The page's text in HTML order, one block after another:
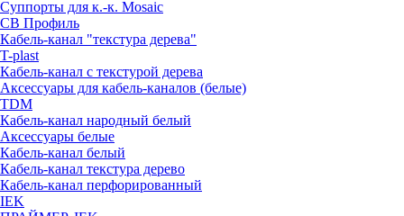
Суппорты для к.-к. Mosaic
СВ Профиль
Кабель-канал "текстура дерева"
T-plast
Кабель-канал с текстурой дерева
Аксессуары для кабель-каналов (белые)
TDM
Кабель-канал народный белый
Аксессуары белые
Кабель-канал белый
Кабель-канал текстура дерево
Кабель-канал перфорированный
IEK